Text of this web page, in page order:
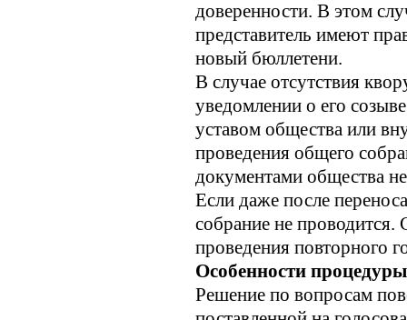
доверенности. В этом
представитель имеют
новый бюллетени.
В случае отсутствия
уведомлении о его
уставом общества или
проведения общего
документами общества
Если даже после
собрание не проводится.
проведения повторного
Особенности
Решение по вопросам